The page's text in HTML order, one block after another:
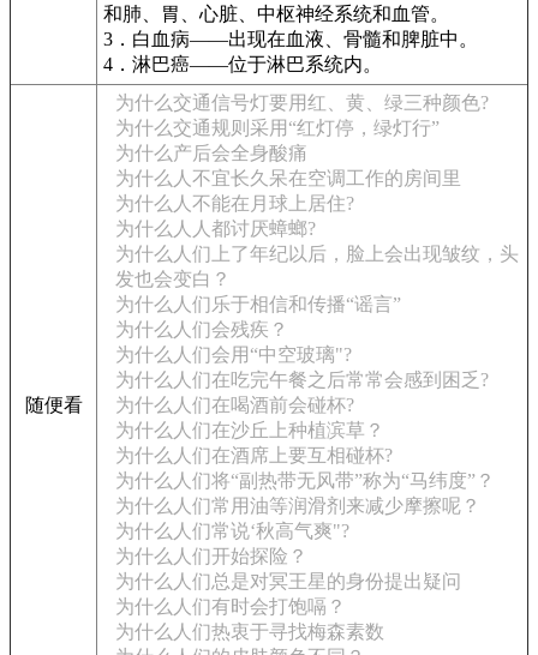
和肺、胃、心脏、中枢神经系统和血管。
3．白血病——出现在血液、骨髓和脾脏中。
4．淋巴癌——位于淋巴系统内。
随便看
为什么交通信号灯要用红、黄、绿三种颜色?
为什么交通规则采用“红灯停，绿灯行”
为什么产后会全身酸痛
为什么人不宜长久呆在空调工作的房间里
为什么人不能在月球上居住?
为什么人人都讨厌蟑螂?
为什么人们上了年纪以后，脸上会出现皱纹，头
发也会变白？
为什么人们乐于相信和传播“谣言”
为什么人们会残疾？
为什么人们会用“中空玻璃"?
为什么人们在吃完午餐之后常常会感到困乏?
为什么人们在喝酒前会碰杯?
为什么人们在沙丘上种植滨草？
为什么人们在酒席上要互相碰杯?
为什么人们将“副热带无风带”称为“马纬度”？
为什么人们常用油等润滑剂来减少摩擦呢？
为什么人们常说‘秋高气爽"?
为什么人们开始探险？
为什么人们总是对冥王星的身份提出疑问
为什么人们有时会打饱嗝？
为什么人们热衷于寻找梅森素数